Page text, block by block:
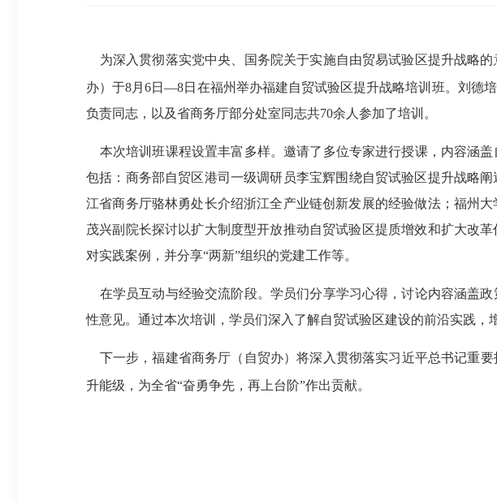
为深入贯彻落实党中央、国务院关于实施自由贸易试验区提升战略的
办）于8月6日—8日在福州举办福建自贸试验区提升战略培训班。刘德
负责同志，以及省商务厅部分处室同志共70余人参加了培训。
本次培训班课程设置丰富多样。邀请了多位专家进行授课，内容涵
包括： 商务部自贸区港司 一级调研员李宝辉围绕自贸试验区提升战略
江省商务厅骆林勇处长介绍浙江全产业链创新发展的经验做法； 福州大
茂兴副院长探讨以扩大制度型开放推动自贸试验区提质增效和扩大改
对实践案例，并分享“两新”组织的党建工作等。
在学员互动与经验交流阶段。学员们分享学习心得，讨论内容涵盖
性意见。通过本次培训，学员们深入了解自贸试验区建设的前沿实践，
下一步，福建省商务厅（自贸办）将深入贯彻落实习近平总书记重
升能级，为全省“奋勇争先，再上台阶”作出贡献。